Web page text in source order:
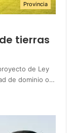
Provincia
tierras
de Ley
de dominio o…